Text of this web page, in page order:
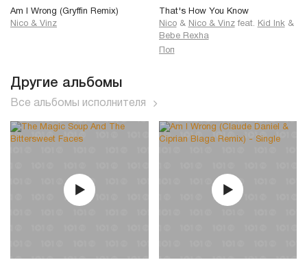
Am I Wrong (Gryffin Remix)
Nico & Vinz
That's How You Know
Nico & Nico & Vinz feat. Kid Ink &
Bebe Rexha
Поп
Другие альбомы
Все альбомы исполнителя